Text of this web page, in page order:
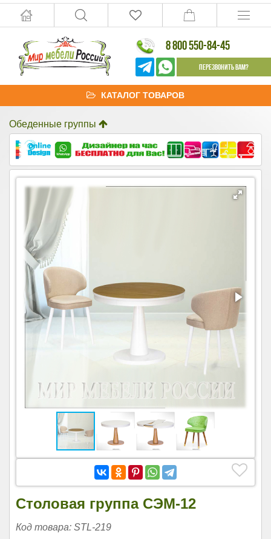
8 800 550-84-45
Перезвонить Вам?
КАТАЛОГ ТОВАРОВ
Обеденные группы
Столовая группа СЭМ-12
Код товара: STL-219